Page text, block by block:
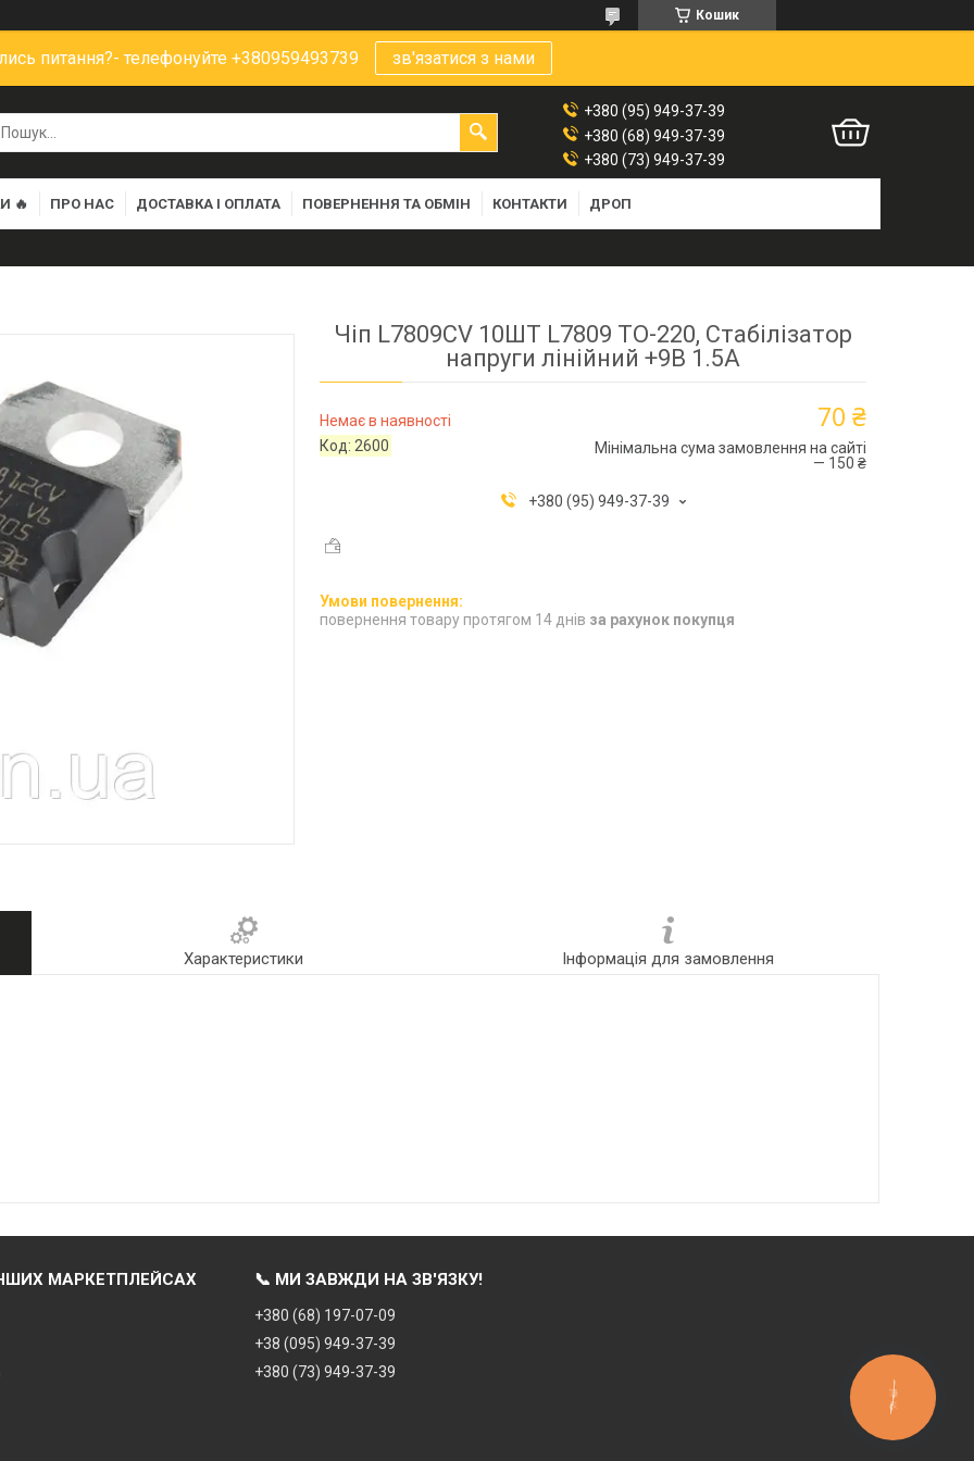
Кошик
питання?- телефонуйте +380959493739 зв'язатися з нами
+380 (95) 949-37-39
+380 (68) 949-37-39
+380 (73) 949-37-39
🔥 ПРО НАС ДОСТАВКА І ОПЛАТА ПОВЕРНЕННЯ ТА ОБМІН КОНТАКТИ ДРОП
Чіп L7809CV 10ШТ L7809 TO-220, Стабілізатор
напруги лінійний +9В 1.5А
Немає в наявності
Код: 2600
70 ₴
Мінімальна сума замовлення на сайті
— 150 ₴
+380 (95) 949-37-39
повернення товару протягом 14 днів за рахунок покупця
Характеристики Інформація для замовлення
МАРКЕТПЛЕЙСАХ 📞 МИ ЗАВЖДИ НА ЗВ'ЯЗКУ!
+380 (68) 197-07-09
+38 (095) 949-37-39
+380 (73) 949-37-39
КНОПКА
ЗВ'ЯЗКУ